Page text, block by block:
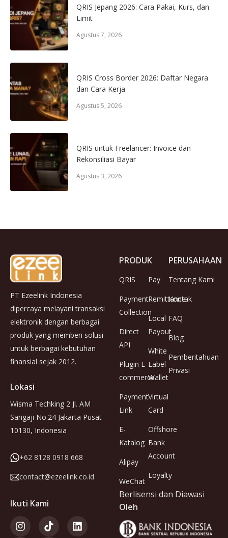
QRIS Jepang 2026: Cara Pakai, Kurs, dan
Limit
Agustus 7, 2026
QRIS Cross Border 2026: Daftar Negara
dan Cara Kerja
Agustus 5, 2026
QRIS untuk Freelancer: Invoice dan
Rekonsiliasi Bayar
Agustus 3, 2026
PT Ezeelink Indonesia
dipercaya melayani transaksi
elektronik dengan berbagai
produk yang memberi solusi
untuk berbagai kebutuhan
finansial sejak 2012.
Lokasi
Wisma Techking 2 Jl. AM
Sangaji No.24 Jakarta Pusat
10130, Indonesia
+62 8128 0918 668
contact@ezeelink.co.id
Ikuti Kami
PRODUK
QRIS
Payment
Collection
Direct
API
Plugin E-
commerce
Payment
Link
E-
Katalog
Alipay
WeChat
Pay
Remittance
Local
Payout
White
Label
Wallet
Virtual
Card
Offshore
Bank
Account
Loyalty
PERUSAHAAN
Tentang Kami
Kontak
FAQ
Blog
Pemberitahuan
Privasi
Berlisensi dan Diawasi
Oleh